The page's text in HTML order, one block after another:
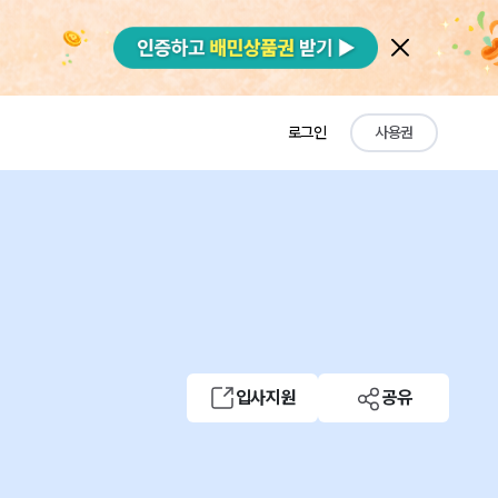
로그인 사용권
입사지원 공유